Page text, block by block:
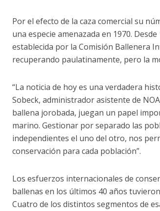
Por el efecto de la caza comercial su
una especie amenazada en 1970.
establecida por la Comisión Ballenera
recuperando paulatinamente, pero la
“La noticia de hoy es una verdadera
Sobeck, administrador asistente de
ballena jorobada, juegan un papel
marino. Gestionar por separado las
independientes el uno del otro, nos
conservación para cada población”.
Los esfuerzos internacionales de
ballenas en los últimos 40 años
Cuatro de los distintos segmentos de